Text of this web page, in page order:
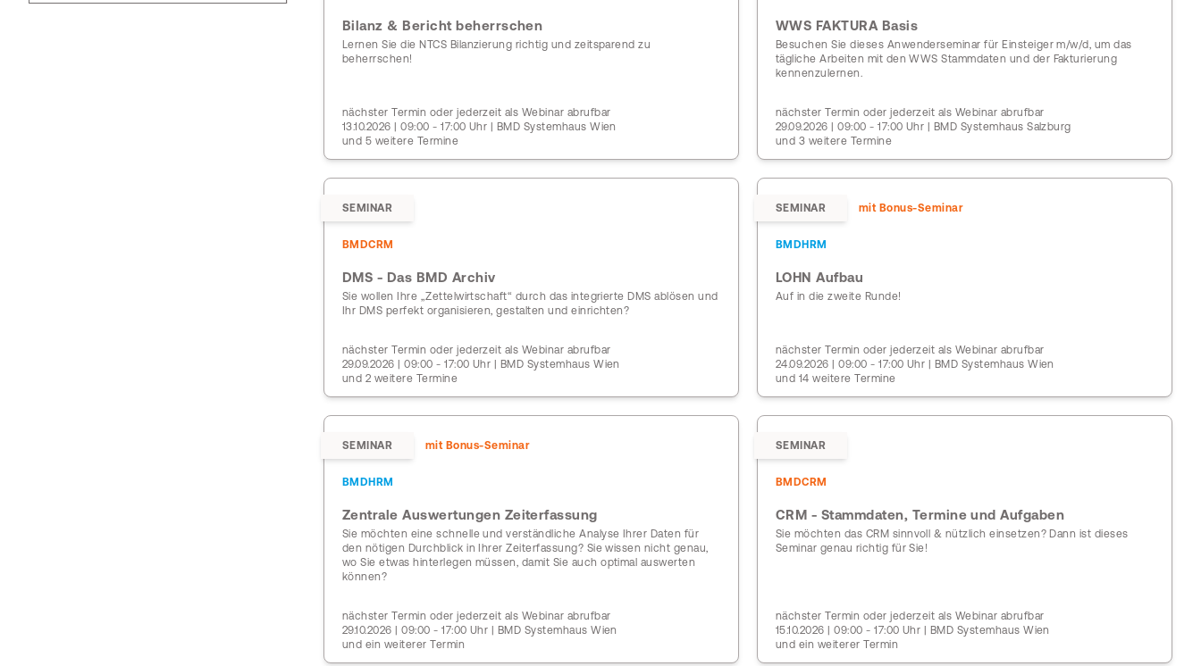
Bilanz & Bericht beherrschen
Lernen Sie die NTCS Bilanzierung richtig und zeitsparend zu
beherrschen!
nächster Termin oder jederzeit als Webinar abrufbar
13.10.2026 | 09:00 - 17:00 Uhr | BMD Systemhaus Wien
und 5 weitere Termine
WWS FAKTURA Basis
Besuchen Sie dieses Anwenderseminar für Einsteiger m/w/d, um das
tägliche Arbeiten mit den WWS Stammdaten und der Fakturierung
kennenzulernen.
nächster Termin oder jederzeit als Webinar abrufbar
29.09.2026 | 09:00 - 17:00 Uhr | BMD Systemhaus Salzburg
und 3 weitere Termine
SEMINAR
BMDCRM
DMS - Das BMD Archiv
Sie wollen Ihre „Zettelwirtschaft“ durch das integrierte DMS ablösen und
Ihr DMS perfekt organisieren, gestalten und einrichten?
nächster Termin oder jederzeit als Webinar abrufbar
29.09.2026 | 09:00 - 17:00 Uhr | BMD Systemhaus Wien
und 2 weitere Termine
SEMINAR mit Bonus-Seminar
BMDHRM
LOHN Aufbau
Auf in die zweite Runde!
nächster Termin oder jederzeit als Webinar abrufbar
24.09.2026 | 09:00 - 17:00 Uhr | BMD Systemhaus Wien
und 14 weitere Termine
SEMINAR mit Bonus-Seminar
BMDHRM
Zentrale Auswertungen Zeiterfassung
Sie möchten eine schnelle und verständliche Analyse Ihrer Daten für
den nötigen Durchblick in Ihrer Zeiterfassung? Sie wissen nicht genau,
wo Sie etwas hinterlegen müssen, damit Sie auch optimal auswerten
können?
nächster Termin oder jederzeit als Webinar abrufbar
29.10.2026 | 09:00 - 17:00 Uhr | BMD Systemhaus Wien
und ein weiterer Termin
SEMINAR
BMDCRM
CRM - Stammdaten, Termine und Aufgaben
Sie möchten das CRM sinnvoll & nützlich einsetzen? Dann ist dieses
Seminar genau richtig für Sie!
nächster Termin oder jederzeit als Webinar abrufbar
15.10.2026 | 09:00 - 17:00 Uhr | BMD Systemhaus Wien
und ein weiterer Termin